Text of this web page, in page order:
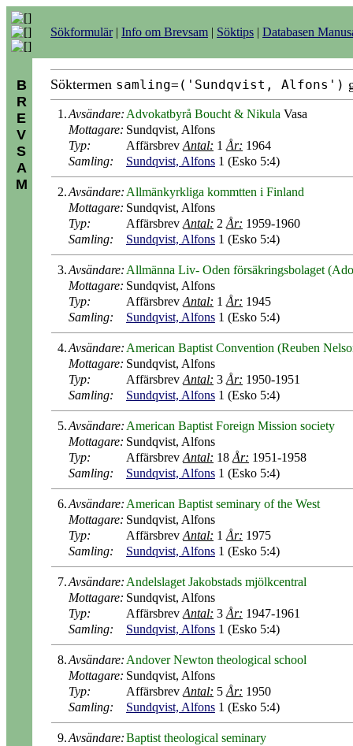
Sökformulär| Info om Brevsam | Söktips | Databasen
B
R
E
V
S
A
M
Söktermen samling=('Sundqvist, Alfons')
1.Avsändare: Advokatbyrå Boucht & Nikula Vasa
Mottagare: Sundqvist, Alfons
Typ:
Affärsbrev Antal: 1 År: 1964
Samling:
Sundqvist, Alfons 1 (Esko 5:4)
2.Avsändare: Allmänkyrkliga kommtten i Finland
Mottagare: Sundqvist, Alfons
Typ:
Affärsbrev Antal: 2 År: 1959-1960
Samling:
Sundqvist, Alfons 1 (Esko 5:4)
3.Avsändare: Allmänna Liv- Oden försäkringsbolaget
Mottagare: Sundqvist, Alfons
Typ:
Affärsbrev Antal: 1 År: 1945
Samling:
Sundqvist, Alfons 1 (Esko 5:4)
4.Avsändare: American Baptist Convention (Reuben
Mottagare: Sundqvist, Alfons
Typ:
Affärsbrev Antal: 3 År: 1950-1951
Samling:
Sundqvist, Alfons 1 (Esko 5:4)
5.Avsändare: American Baptist Foreign Mission society
Mottagare: Sundqvist, Alfons
Typ:
Affärsbrev Antal: 18 År: 1951-1958
Samling:
Sundqvist, Alfons 1 (Esko 5:4)
6.Avsändare: American Baptist seminary of the West
Mottagare: Sundqvist, Alfons
Typ:
Affärsbrev Antal: 1 År: 1975
Samling:
Sundqvist, Alfons 1 (Esko 5:4)
7.Avsändare: Andelslaget Jakobstads mjölkcentral
Mottagare: Sundqvist, Alfons
Typ:
Affärsbrev Antal: 3 År: 1947-1961
Samling:
Sundqvist, Alfons 1 (Esko 5:4)
8.Avsändare: Andover Newton theological school
Mottagare: Sundqvist, Alfons
Typ:
Affärsbrev Antal: 5 År: 1950
Samling:
Sundqvist, Alfons 1 (Esko 5:4)
9.Avsändare:Baptist theological seminary